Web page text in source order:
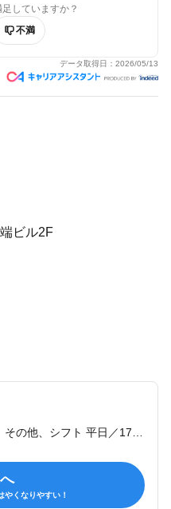
していますか？
不満
データ取得日： 2026/05/13
ビル2F
やくなりやすい！